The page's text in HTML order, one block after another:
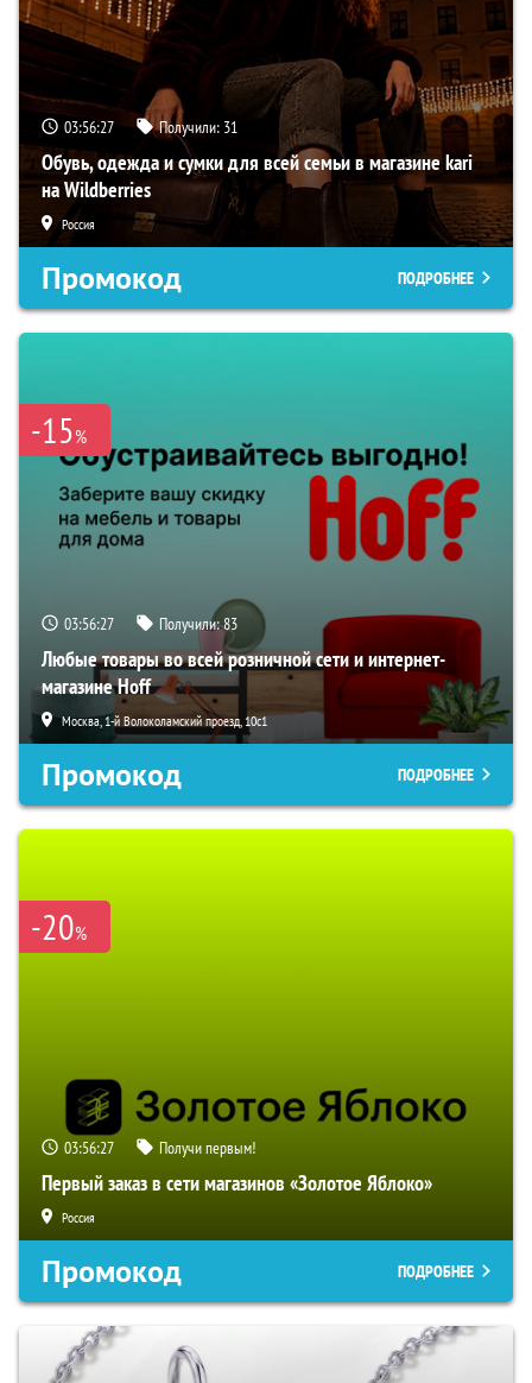
03:56:26 Получили: 31
Обувь, одежда и сумки для всей семьи в магазине kari
на Wildberries
Россия
Промокод ПОДРОБНЕЕ
-15%
03:56:26 Получили:83
Любые товары во всей розничной сети и интернет-
магазине Hoff
Москва, 1-й Волоколамский проезд, 10с1
Промокод ПОДРОБНЕЕ
-20%
03:56:26 Получи первым!
Первый заказ в сети магазинов «Золотое Яблоко»
Россия
Промокод ПОДРОБНЕЕ